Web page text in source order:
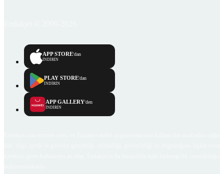
APP STORE'dan
İNDİRİN
PLAY STORE'dan
İNDİRİN
APP GALLERY'den
İNDİRİN